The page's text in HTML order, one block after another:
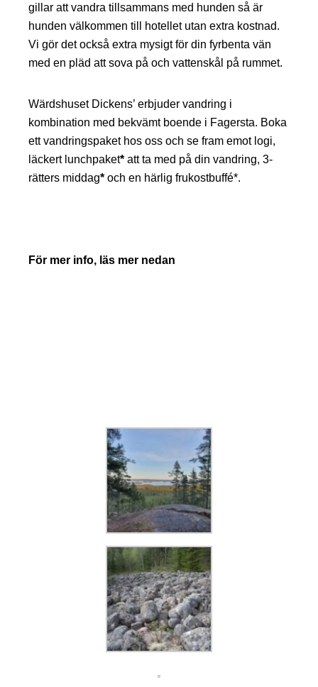
gillar att vandra tillsammans med hunden så är
hunden välkommen till hotellet utan extra kostnad.
Vi gör det också extra mysigt för din fyrbenta vän
med en pläd att sova på och vattenskål på rummet.
Wärdshuset Dickens’ erbjuder vandring i
kombination med bekvämt boende i Fagersta. Boka
ett vandringspaket hos oss och se fram emot logi,
läckert lunchpaket* att ta med på din vandring, 3-
rätters middag* och en härlig frukostbuffé*.
För mer info, läs mer nedan